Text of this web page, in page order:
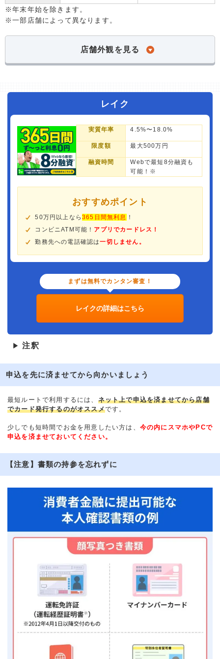
※年末年始を除きます。
※一部店舗によって異なります。
店舗外観を見る
レイク
実質年率 4.5%〜18.0%
限度額 最大500万円
融資時間
Webで最短8分融資も
可能！※
おすすめポイント
50万円以上なら365日間無利息 ！
コンビニATM可能！ アプリでカードレス！
勤務先への電話確認は一切しません。
まずは無料でカンタン審査！
レイクの詳細はこちら
▶ 注釈
申込を先に済ませてから向かいましょう
最短ルートで利用するには、 ネット上で申込を済ませてから店舗
でカード発行するのがオススメです。
少しでも短時間でお金を用意したい方は、 今の内にスマホやPCで
申込を済ませておいてください。
【注意】書類の持参を忘れずに